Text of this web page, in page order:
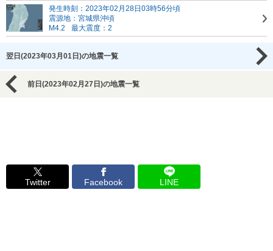
発生時刻：2023年02月28日03時56分頃
震源地：宮城県沖頃
M4.2
最大震度：2
翌日(2023年03月01日)の地震一覧
前日(2023年02月27日)の地震一覧
Twitter Facebook LINE